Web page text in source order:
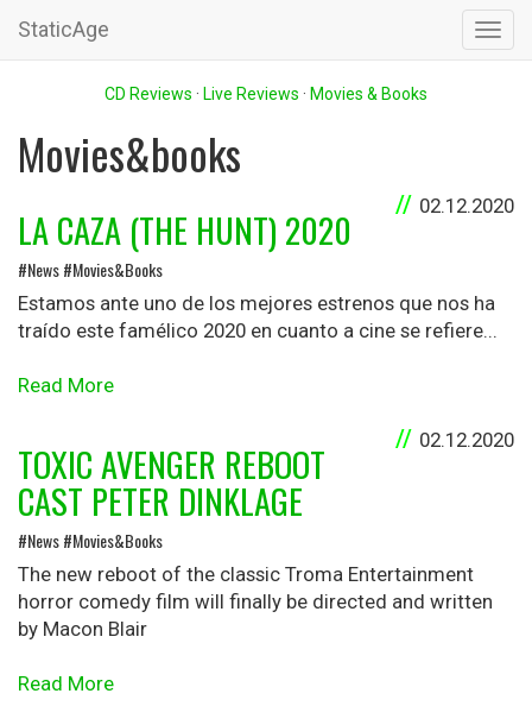
StaticAge
CD Reviews · Live Reviews · Movies & Books
Movies&books
02.12.2020
LA CAZA (THE HUNT) 2020
#News #Movies&Books
Estamos ante uno de los mejores estrenos que nos ha
traído este famélico 2020 en cuanto a cine se refiere...
Read More
02.12.2020
TOXIC AVENGER REBOOT
CAST PETER DINKLAGE
#News #Movies&Books
The new reboot of the classic Troma Entertainment
horror comedy film will finally be directed and written
by Macon Blair
Read More